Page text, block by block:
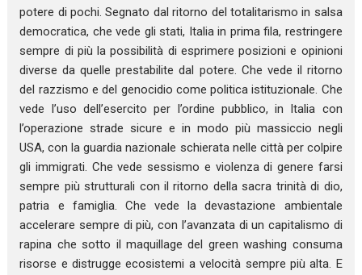
potere di pochi. Segnato dal ritorno del totalitarismo in salsa
democratica, che vede gli stati, Italia in prima fila, restringere
sempre di più la possibilità di esprimere posizioni e opinioni
diverse da quelle prestabilite dal potere. Che vede il ritorno
del razzismo e del genocidio come politica istituzionale. Che
vede l’uso dell’esercito per l’ordine pubblico, in Italia con
l’operazione strade sicure e in modo più massiccio negli
USA, con la guardia nazionale schierata nelle città per colpire
gli immigrati. Che vede sessismo e violenza di genere farsi
sempre più strutturali con il ritorno della sacra trinità di dio,
patria e famiglia. Che vede la devastazione ambientale
accelerare sempre di più, con l’avanzata di un capitalismo di
rapina che sotto il maquillage del green washing consuma
risorse e distrugge ecosistemi a velocità sempre più alta. E